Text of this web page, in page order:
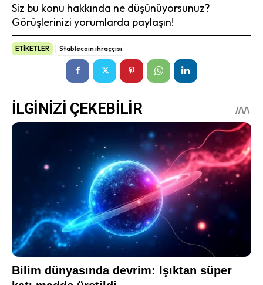
Siz bu konu hakkında ne düşünüyorsunuz?
Görüşlerinizi yorumlarda paylaşın!
ETİKETLER Stablecoin ihraççısı